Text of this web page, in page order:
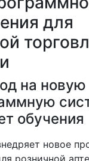
для
на новую
обучения
новое
розничной